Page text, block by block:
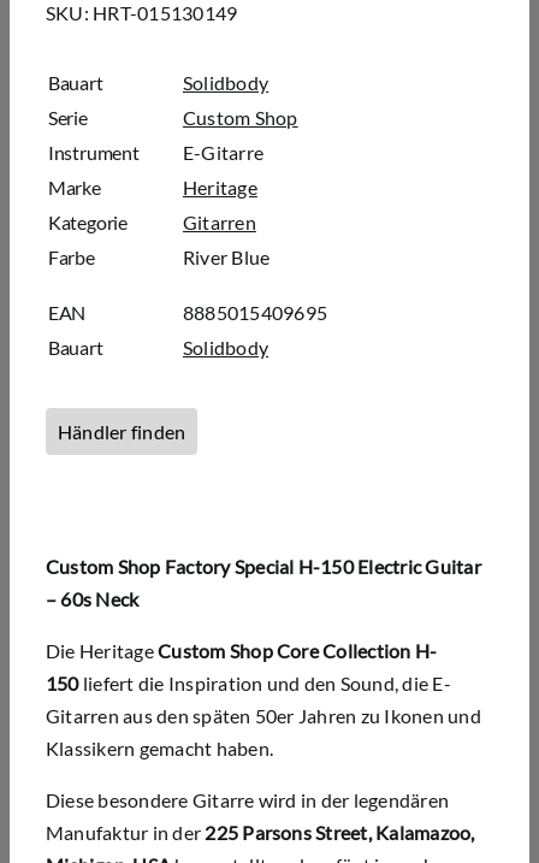
SKU: HRT-015130149
Bauart
Solidbody
Serie
Custom Shop
Instrument
E-Gitarre
Marke
Heritage
Kategorie
Gitarren
Farbe
River Blue
EAN
8885015409695
Bauart
Solidbody
Händler finden
Custom Shop Factory Special H-150 Electric Guitar
– 60s Neck
Die HeritageCustom Shop Core Collection H-
150liefert die Inspiration und den Sound, die E-
Gitarren aus den späten 50er Jahren zu Ikonen und
Klassikern gemacht haben.
Diese besondere Gitarre wird in der legendären
Manufaktur in der 225 Parsons Street, Kalamazoo,